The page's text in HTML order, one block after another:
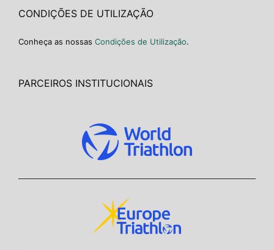
CONDIÇÕES DE UTILIZAÇÃO
Conheça as nossas Condições de Utilização.
PARCEIROS INSTITUCIONAIS